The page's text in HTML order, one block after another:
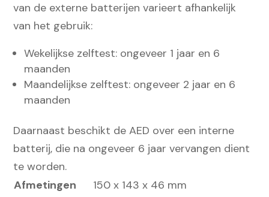
van de externe batterijen varieert afhankelijk
van het gebruik:
Wekelijkse zelftest: ongeveer 1 jaar en 6
maanden
Maandelijkse zelftest: ongeveer 2 jaar en 6
maanden
Daarnaast beschikt de AED over een interne
batterij, die na ongeveer 6 jaar vervangen dient
te worden.
Afmetingen
150 x 143 x 46 mm